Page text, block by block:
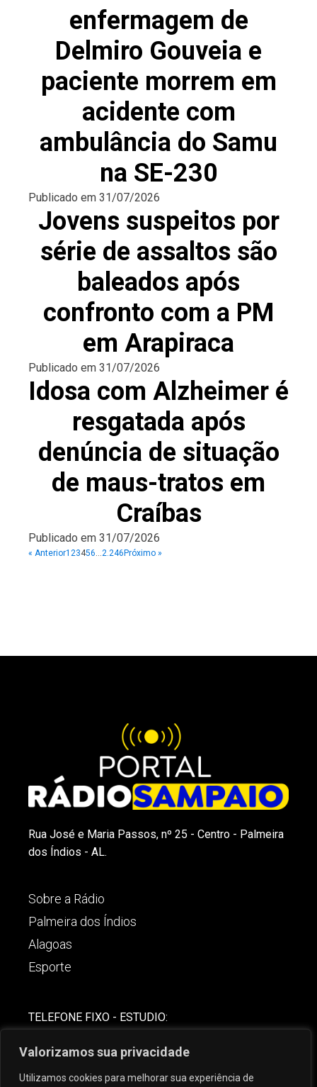
Valorizamos sua privacidade
Utilizamos cookies para melhorar sua experiência de
enfermagem de
Delmiro Gouveia e
paciente morrem em
acidente com
ambulância do Samu
na SE-230
Publicado em 31/07/2026
Jovens suspeitos por
série de assaltos são
baleados após
confronto com a PM
em Arapiraca
Publicado em 31/07/2026
Idosa com Alzheimer é
resgatada após
denúncia de situação
de maus-tratos em
Craíbas
Publicado em 31/07/2026
« Anterior1 23456…2.246 Próximo »
Rua José e Maria Passos, nº 25 - Centro - Palmeira
dos Índios - AL.
Sobre a Rádio
Palmeira dos Índios
Alagoas
Esporte
TELEFONE FIXO - ESTUDIO:
(82) 99621-8806